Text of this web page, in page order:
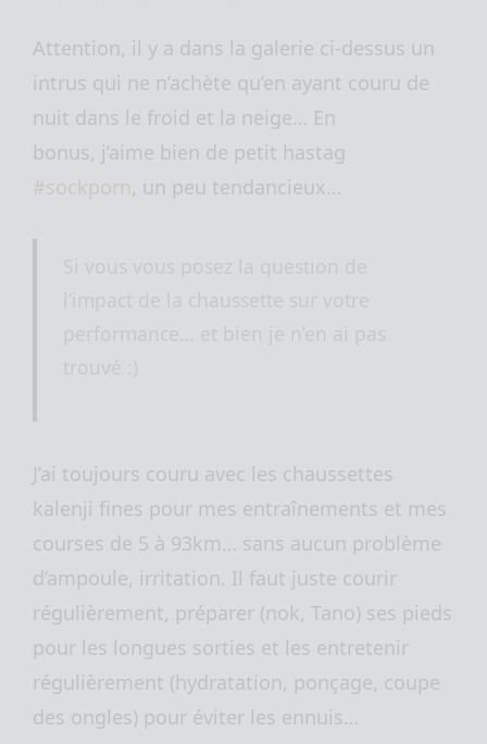
Attention, il y a dans la galerie ci-dessus un
intrus qui ne n’achète qu’en ayant couru de
nuit dans le froid et la neige… En
bonus, j’aime bien de petit hastag
#sockporn, un peu tendancieux…
J’ai toujours couru avec les chaussettes
kalenji fines pour mes entraînements et mes
courses de 5 à 93km… sans aucun problème
d’ampoule, irritation. Il faut juste courir
régulièrement, préparer (nok, Tano) ses pieds
pour les longues sorties et les entretenir
régulièrement (hydratation, ponçage, coupe
des ongles) pour éviter les ennuis…